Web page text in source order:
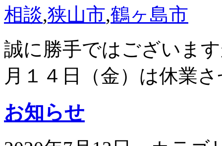
相談,狭山市,鶴ヶ島市
誠に勝手ではございま
月１４日（金）は休業
お知らせ